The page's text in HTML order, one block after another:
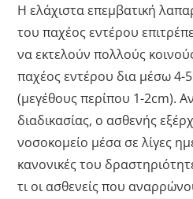
Η ελάχιστα επεμβατική
του παχέος εντέρου
να εκτελούν πολλούς
παχέος εντέρου δια μέσω 4-
(μεγέθους περίπου 1-2cm).
διαδικασίας, ο ασθενής
νοσοκομείο μέσα σε λίγες
κανονικές του
τι οι ασθενείς που